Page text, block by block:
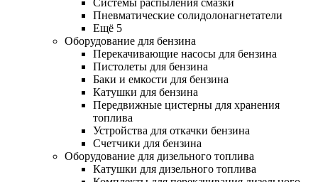
Системы распыления смазки
Пневматические солидолонагнетатели
Ещё 5
Оборудование для бензина
Перекачивающие насосы для бензина
Пистолеты для бензина
Баки и емкости для бензина
Катушки для бензина
Передвижные цистерны для хранения
топлива
Устройства для откачки бензина
Счетчики для бензина
Оборудование для дизельного топлива
Катушки для дизельного топлива